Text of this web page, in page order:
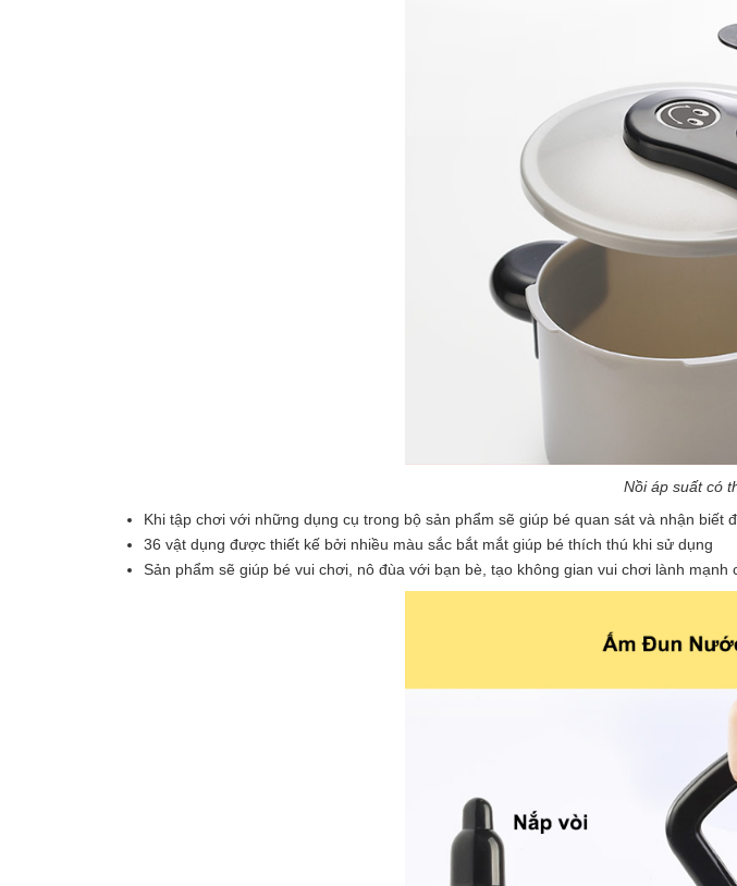
Nồi áp suất có
Khi tập chơi với những dụng cụ trong bộ sản phẩm sẽ giúp bé quan sát và nhận biết
36 vật dụng được thiết kế bởi nhiều màu sắc bắt mắt giúp bé thích thú khi sử dụng
Sản phẩm sẽ giúp bé vui chơi, nô đùa với bạn bè, tạo không gian vui chơi lành mạnh